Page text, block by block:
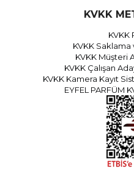
KVKK
KVKK
KVKK Saklama
KVKK Müşteri
KVKK Çalışan
KVKK Kamera Kayıt
EYFEL PARFÜM